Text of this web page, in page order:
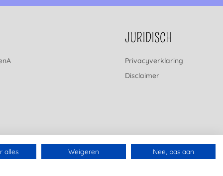
JURIDISCH
Privacyverklaring
Disclaimer
alles Weigeren Nee, pas aan